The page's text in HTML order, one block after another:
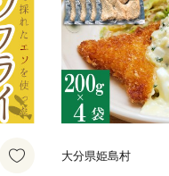
大分県姫島村